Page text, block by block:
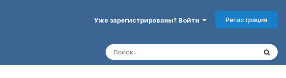
Уже зарегистрированы? Войти Регистрация